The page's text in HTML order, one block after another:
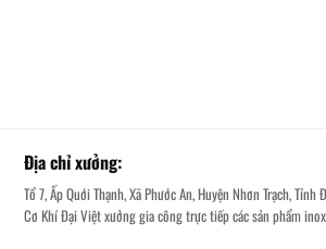
Địa chỉ xưởng:
Tổ 7, Ấp Quới Thạnh, Xã Phước An, Huyện Nhơn Trạch, Tỉnh
Cơ Khí Đại Việt xưởng gia công trực tiếp các sản phẩm